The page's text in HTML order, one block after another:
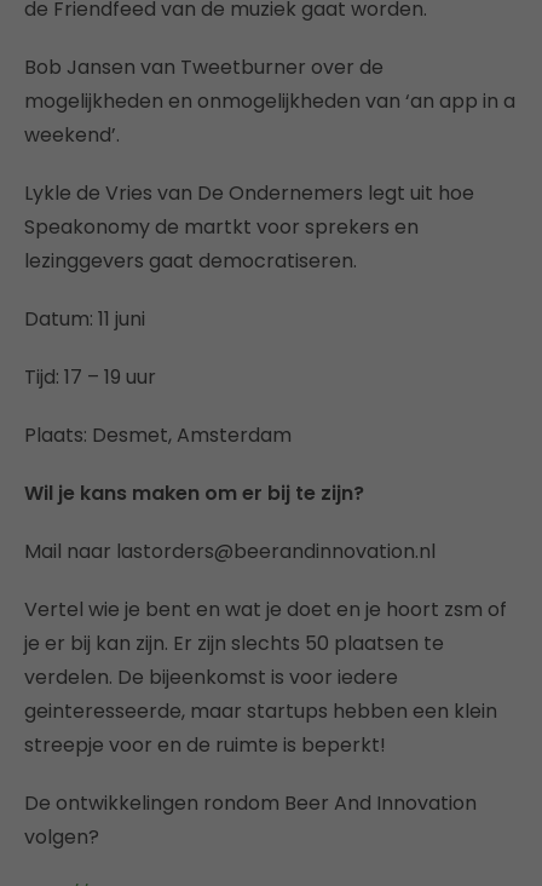
de Friendfeed van de muziek gaat worden.
Bob Jansen van Tweetburner over de
mogelijkheden en onmogelijkheden van ‘an app in a
weekend’.
Lykle de Vries van De Ondernemers legt uit hoe
Speakonomy de martkt voor sprekers en
lezinggevers gaat democratiseren.
Datum: 11 juni
Tijd: 17 – 19 uur
Plaats: Desmet, Amsterdam
Wil je kans maken om er bij te zijn?
Mail naar lastorders@beerandinnovation.nl
Vertel wie je bent en wat je doet en je hoort zsm of
je er bij kan zijn. Er zijn slechts 50 plaatsen te
verdelen. De bijeenkomst is voor iedere
geinteresseerde, maar startups hebben een klein
streepje voor en de ruimte is beperkt!
De ontwikkelingen rondom Beer And Innovation
volgen?